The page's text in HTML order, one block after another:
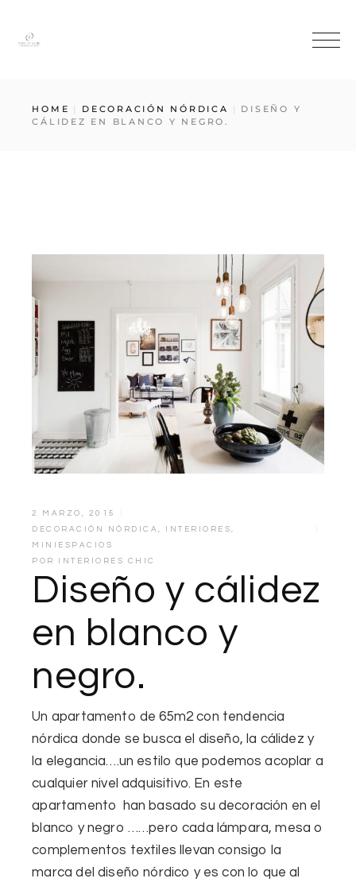
HOME DECORACIÓN NÓRDICA
DISEÑO Y
CÁLIDEZ EN BLANCO Y NEGRO.
2 MARZO, 2015
DECORACIÓN NÓRDICA
INTERIORES
MINIESPACIOS
POR
INTERIORES CHIC
Diseño y cálidez
en blanco y
negro.
Un apartamento de 65m2 con tendencia
nórdica donde se busca el diseño, la cálidez y
la elegancia….un estilo que podemos acoplar a
cualquier nivel adquisitivo. En este
apartamento han basado su decoración en el
blanco y negro ……pero cada lámpara, mesa o
complementos textiles llevan consigo la
marca del diseño nórdico y es con lo que al